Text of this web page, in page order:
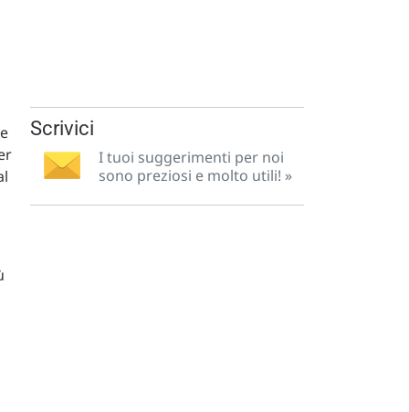
Scrivici
I tuoi suggerimenti per noi
sono preziosi e molto utili! »